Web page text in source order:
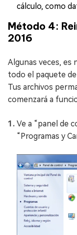
cálculo, como
Método 4:
2016
Algunas veces, es
todo el paquete
Tus archivos
comenzará a
Ve a “panel de
“Programas y